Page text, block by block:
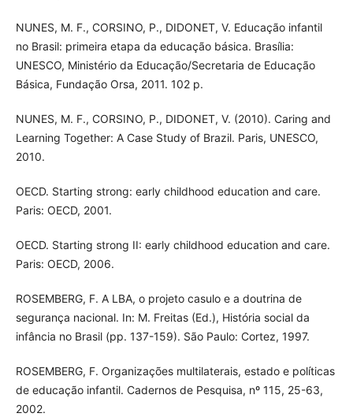
NUNES, M. F., CORSINO, P., DIDONET, V. Educação infantil
no Brasil: primeira etapa da educação básica. Brasília:
UNESCO, Ministério da Educação/Secretaria de Educação
Básica, Fundação Orsa, 2011. 102 p.
NUNES, M. F., CORSINO, P., DIDONET, V. (2010). Caring and
Learning Together: A Case Study of Brazil. Paris, UNESCO,
2010.
OECD. Starting strong: early childhood education and care.
Paris: OECD, 2001.
OECD. Starting strong II: early childhood education and care.
Paris: OECD, 2006.
ROSEMBERG, F. A LBA, o projeto casulo e a doutrina de
segurança nacional. In: M. Freitas (Ed.), História social da
infância no Brasil (pp. 137-159). São Paulo: Cortez, 1997.
ROSEMBERG, F. Organizações multilaterais, estado e políticas
de educação infantil. Cadernos de Pesquisa, nº 115, 25-63,
2002.